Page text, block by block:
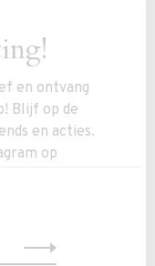
en ontvang
Blijf op de
en acties.
op